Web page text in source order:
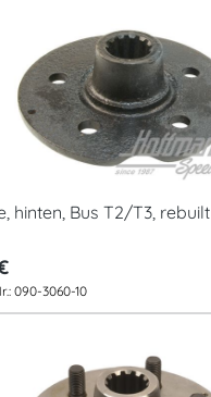
hinten, Bus T2/T3, rebuilt
090-3060-10